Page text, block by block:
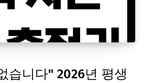
습니다" 2026년 평생